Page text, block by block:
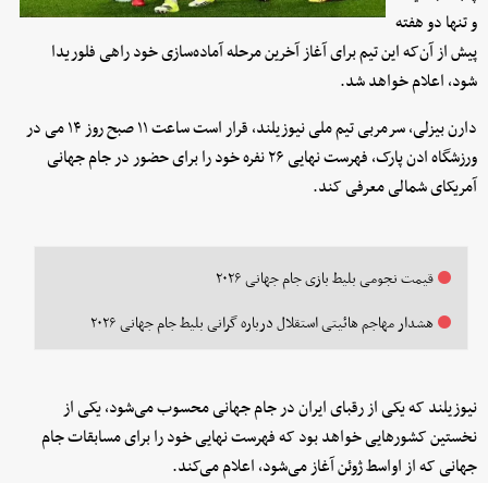
و تنها دو هفته
پیش از آن‌که این تیم برای آغاز آخرین مرحله آماده‌سازی خود راهی فلوریدا
شود، اعلام خواهد شد.
دارن بیزلی، سرمربی تیم ملی نیوزیلند، قرار است ساعت ۱۱ صبح روز ۱۴ می در
ورزشگاه ادن پارک، فهرست نهایی ۲۶ نفره خود را برای حضور در جام جهانی
آمریکای شمالی معرفی کند.
قیمت نجومی بلیط بازی جام جهانی ۲۰۲۶
هشدار مهاجم هائیتی استقلال درباره گرانی بلیط جام جهانی ۲۰۲۶
نیوزیلند که یکی از رقبای ایران در جام جهانی محسوب می‌شود، یکی از
نخستین کشورهایی خواهد بود که فهرست نهایی خود را برای مسابقات جام
جهانی که از اواسط ژوئن آغاز می‌شود، اعلام می‌کند.